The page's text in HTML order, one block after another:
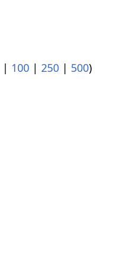
| 100 |250 | 500)